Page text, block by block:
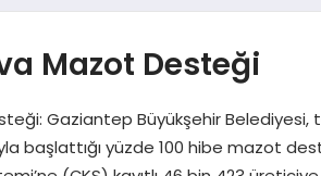
Mazot Desteği
Gaziantep Büyükşehir
başlattığı yüzde 100 hibe mazot